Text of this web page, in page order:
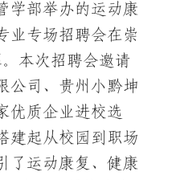
学部举办的运动康
业专场招聘会在崇
本次招聘会邀请
公司、贵州小黔坤
优质企业进校选
建起从校园到职场
运动康复、健康